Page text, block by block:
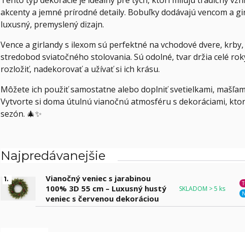
akcenty a jemné prírodné detaily. Bobuľky dodávajú vencom a
luxusný, premyslený dizajn.
Vence a girlandy s ilexom sú perfektné na vchodové dvere,
stredobod sviatočného stolovania. Sú odolné, tvar držia celé
rozložiť, nadekorovať a užívať si ich krásu.
Môžete ich použiť samostatne alebo doplniť svetielkami,
Vytvorte si doma útulnú vianočnú atmosféru s dekoráciami,
sezón. 🎄✨
Najpredávanejšie
1.
Vianočný veniec s jarabinou
100% 3D 55 cm – Luxusný hustý
veniec s červenou dekoráciou
SKLADOM > 5 ks